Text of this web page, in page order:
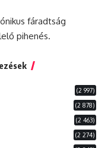
fáradtság
pihenés.
(2 997)
(2 878)
(2 463)
(2 274)